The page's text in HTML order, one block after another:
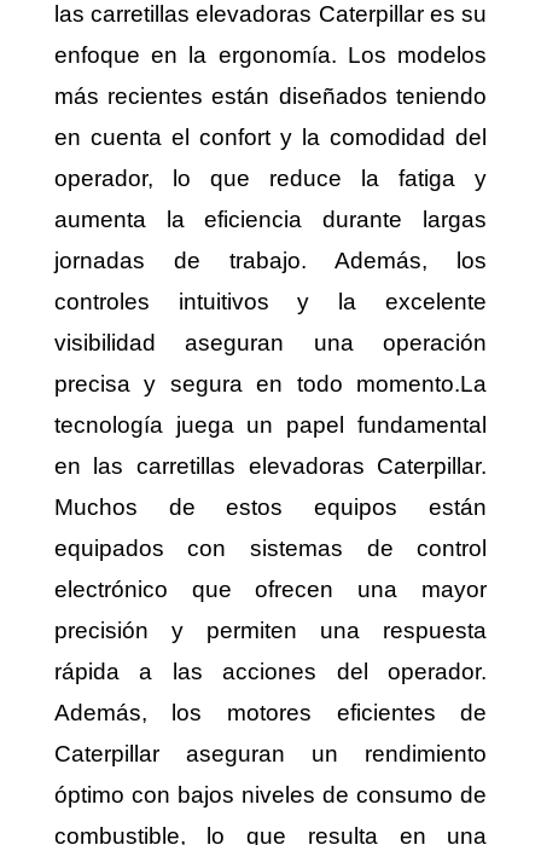
las carretillas elevadoras Caterpillar es su
enfoque en la ergonomía. Los modelos
más recientes están diseñados teniendo
en cuenta el confort y la comodidad del
operador, lo que reduce la fatiga y
aumenta la eficiencia durante largas
jornadas de trabajo. Además, los
controles intuitivos y la excelente
visibilidad aseguran una operación
precisa y segura en todo momento.La
tecnología juega un papel fundamental
en las carretillas elevadoras Caterpillar.
Muchos de estos equipos están
equipados con sistemas de control
electrónico que ofrecen una mayor
precisión y permiten una respuesta
rápida a las acciones del operador.
Además, los motores eficientes de
Caterpillar aseguran un rendimiento
óptimo con bajos niveles de consumo de
combustible, lo que resulta en una